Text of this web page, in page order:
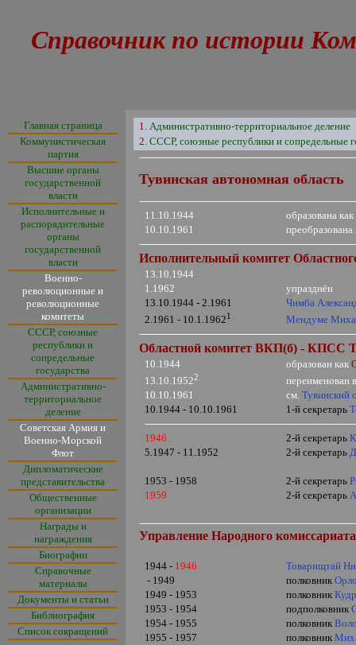
Справочник по истории
Главная страница
Коммунистическая
партия
Высшие органы
государственной
власти
Исполнительные и
распорядительные
органы
государственной
власти
Военно-
революционные и
революционные
комитеты
СССР, союзные
республики и
сопредельные
государства
Административно-
территориальное
деление
Советская Армия и
Военно-Морской
Флот
Дипломатические
представительства
Общественные
организации
Награды и
награждения
Биографии
Справочные
материалы
Документы и статьи
Библиография
Список сокращений
1.Административно-территориальное деление
2.СССР, союзные республики и сопредельные
Тувинская автономная область
11.10.1944
образована как
10.10.1961
Исполнительный комитет
13.10.1944
1.1962
упразднён
13.10.1944 - 2.1961
Чимба
2.1961 - 10.1.19621 Мендуме
Областной комитет ВКП(б)-КПСС
10.1944 образован как
13.10.19522
переименован
10.10.1961
см.Тувинский
10.1944 - 10.10.1961
1-й секретарь
1946 2-й секретарь
5.1947 - 11.1952
2-й секретарь
1953 - 1958 2-й секретарь
1959
2-й секретарь
Управление Народного
1944 - 1946
Товарищтай
- 1949
полковник
1949 - 1953
полковник
1953 - 1954
подполковник
1954 - 1955
полковник
1955 - 1957
полковник